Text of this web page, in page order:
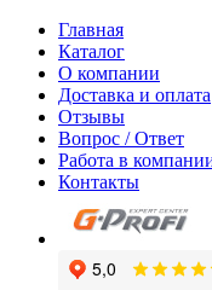
Главная
Каталог
О компании
Доставка и оплата
Отзывы
Вопрос / Ответ
Работа в
Контакты